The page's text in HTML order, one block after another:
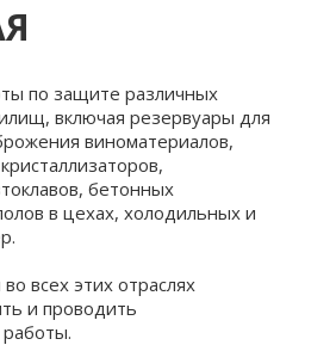
по защите различных
включая резервуары для
виноматериалов,
бетонных
в цехах, холодильных и
всех этих отраслях
и проводить